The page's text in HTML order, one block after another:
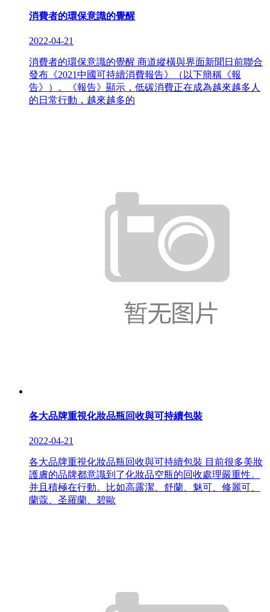
消費者的環保意識的覺醒
2022-04-21
消費者的環保意識的覺醒 商道縱橫與界面新聞日前聯合
發布《2021中國可持續消費報告》（以下簡稱《報
告》）。《報告》顯示，低碳消費正在成為越來越多人
的日常行動，越來越多的
各大品牌重視化妝品瓶回收與可持續包裝
2022-04-21
各大品牌重視化妝品瓶回收與可持續包裝 目前很多美妝
護膚的品牌都意識到了化妝品空瓶的回收處理嚴重性。
并且積極在行動。比如高露潔、舒蘭、魅可、修麗可、
蘭蔻、圣羅蘭、碧歐